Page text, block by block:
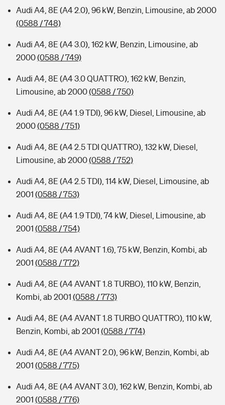
Audi A4, 8E (A4 2.0), 96 kW, Benzin, Limousine, ab 2000
(0588 / 748)
Audi A4, 8E (A4 3.0), 162 kW, Benzin, Limousine, ab
2000(0588 / 749)
Audi A4, 8E (A4 3.0 QUATTRO), 162 kW, Benzin,
Limousine, ab 2000(0588 / 750)
Audi A4, 8E (A4 1.9 TDI), 96 kW, Diesel, Limousine, ab
2000(0588 / 751)
Audi A4, 8E (A4 2.5 TDI QUATTRO), 132 kW, Diesel,
Limousine, ab 2000(0588 / 752)
Audi A4, 8E (A4 2.5 TDI), 114 kW, Diesel, Limousine, ab
2001 (0588 / 753)
Audi A4, 8E (A4 1.9 TDI), 74 kW, Diesel, Limousine, ab
2001 (0588 / 754)
Audi A4, 8E (A4 AVANT 1.6), 75 kW, Benzin, Kombi, ab
2001 (0588 / 772)
Audi A4, 8E (A4 AVANT 1.8 TURBO), 110 kW, Benzin,
Kombi, ab 2001 (0588 / 773)
Audi A4, 8E (A4 AVANT 1.8 TURBO QUATTRO), 110 kW,
Benzin, Kombi, ab 2001 (0588 / 774)
Audi A4, 8E (A4 AVANT 2.0), 96 kW, Benzin, Kombi, ab
2001 (0588 / 775)
Audi A4, 8E (A4 AVANT 3.0), 162 kW, Benzin, Kombi, ab
2001 (0588 / 776)